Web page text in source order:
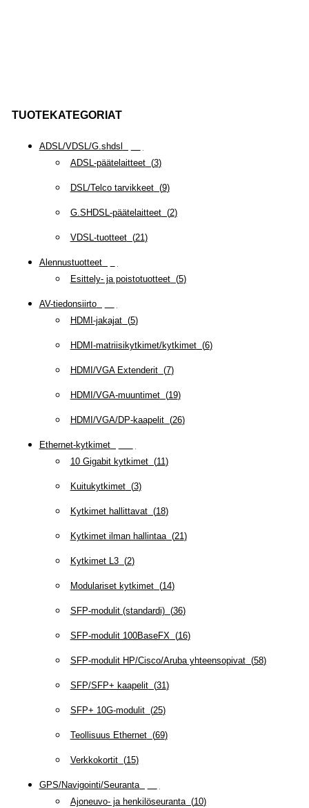
TUOTEKATEGORIAT
ADSL/VDSL/G.shdsl
ADSL-päätelaitteet(3)
DSL/Telco tarvikkeet(9)
G.SHDSL-päätelaitteet(2)
VDSL-tuotteet(21)
Alennustuotteet(
Esittely- ja poistotuotteet(5)
AV-tiedonsiirto(
HDMI-jakajat(5)
HDMI-matriisikytkimet/kytkimet(6)
HDMI/VGA Extenderit(7)
HDMI/VGA-muuntimet(19)
HDMI/VGA/DP-kaapelit(26)
Ethernet-kytkimet(
10 Gigabit kytkimet(11)
Kuitukytkimet(3)
Kytkimet hallittavat(18)
Kytkimet ilman hallintaa(21)
Kytkimet L3(2)
Modulariset kytkimet(14)
SFP-modulit (standardi)(36)
SFP-modulit 100BaseFX(16)
SFP-modulit HP/Cisco/Aruba yhteensopivat(58)
SFP/SFP+ kaapelit(31)
SFP+ 10G-modulit(25)
Teollisuus Ethernet(69)
Verkkokortit(15)
GPS/Navigointi/Seuranta(
Ajoneuvo- ja henkilöseuranta(10)